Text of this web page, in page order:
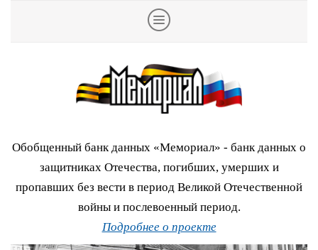
Обобщенный банк данных «Мемориал» - банк данных о
защитниках Отечества, погибших, умерших и
пропавших без вести в период Великой Отечественной
войны и послевоенный период.
Подробнее о проекте